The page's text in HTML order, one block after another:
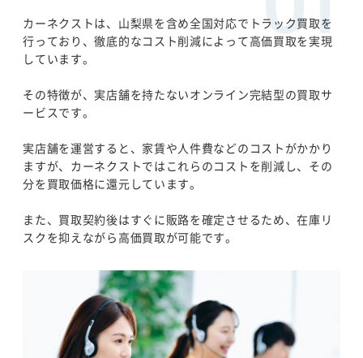
カーネクストは、山梨県を含め全国対応でトラック買取を
行っており、徹底的なコスト削減によって高価買取を実現
しています。
その特徴が、実店舗を持たないオンライン完結型の買取サ
ービスです。
実店舗を運営すると、家賃や人件費などのコストがかかり
ますが、カーネクストではこれらのコストを削減し、その
分を買取価格に還元しています。
また、買取契約後はすぐに販路を確定させるため、在庫リ
スクを抑えながら高価買取が可能です。